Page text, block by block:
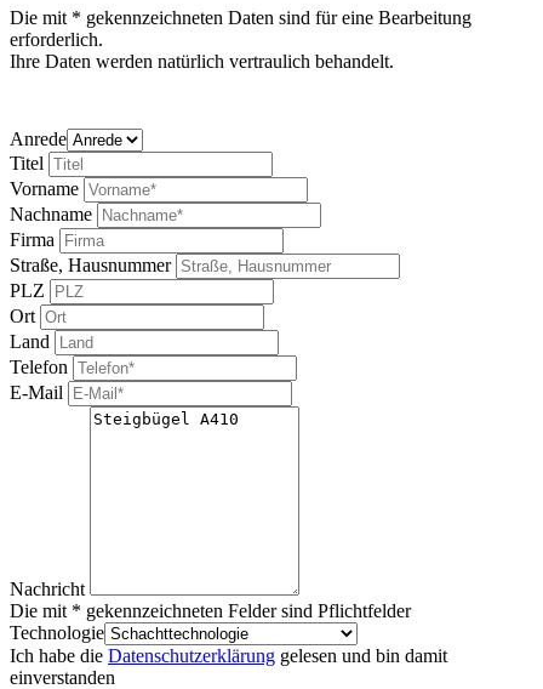
Die mit * gekennzeichneten Daten sind für eine Bearbeitung
erforderlich.
Ihre Daten werden natürlich vertraulich behandelt.
Anrede
Titel
Vorname
Nachname
Firma
Straße, Hausnummer
PLZ
Ort
Land
Telefon
E-Mail
Nachricht
Die mit * gekennzeichneten Felder sind Pflichtfelder
Technologie
Ich habe die Datenschutzerklärung gelesen und bin damit
einverstanden